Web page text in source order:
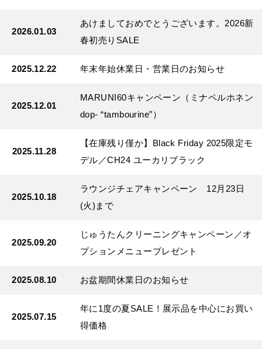
2026.01.03
あけましておめでとうございます。2026新
春初売りSALE
2025.12.22 年末年始休業日・営業日のお知らせ
2025.12.01
MARUNI60キャンペーン（ミナペルホネン
dop- “tambourine”）
2025.11.28
【在庫残り僅か】Black Friday 2025限定モ
デル／CH24 ユーカリブラック
2025.10.18
ラウンジチェアキャンペーン 12月23日
(火)まで
2025.09.20
じゅうたんクリーニングキャンペーン／オ
プションメニュープレゼント
2025.08.10 お盆期間休業日のお知らせ
2025.07.15
年に1度の夏SALE！展示品を中心にお買い
得価格